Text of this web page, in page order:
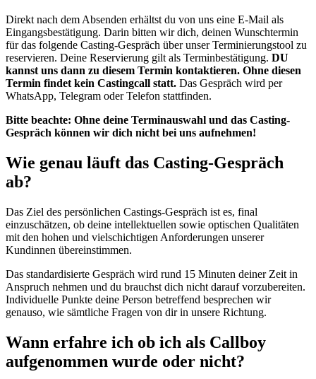
Direkt nach dem Absenden erhältst du von uns eine E-Mail als
Eingangsbestätigung. Darin bitten wir dich, deinen Wunschtermin
für das folgende Casting-Gespräch über unser Terminierungstool zu
reservieren. Deine Reservierung gilt als Terminbestätigung. DU
kannst uns dann zu diesem Termin kontaktieren. Ohne diesen
Termin findet kein Castingcall statt. Das Gespräch wird per
WhatsApp, Telegram oder Telefon stattfinden.
Bitte beachte: Ohne deine Terminauswahl und das Casting-
Gespräch können wir dich nicht bei uns aufnehmen!
Wie genau läuft das Casting-Gespräch
ab?
Das Ziel des persönlichen Castings-Gespräch ist es, final
einzuschätzen, ob deine intellektuellen sowie optischen Qualitäten
mit den hohen und vielschichtigen Anforderungen unserer
Kundinnen übereinstimmen.
Das standardisierte Gespräch wird rund 15 Minuten deiner Zeit in
Anspruch nehmen und du brauchst dich nicht darauf vorzubereiten.
Individuelle Punkte deine Person betreffend besprechen wir
genauso, wie sämtliche Fragen von dir in unsere Richtung.
Wann erfahre ich ob ich als Callboy
aufgenommen wurde oder nicht?